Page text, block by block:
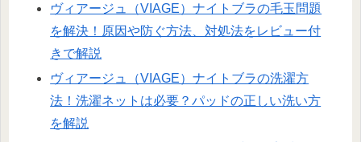
ヴィアージュ（VIAGE）ナイトブラの毛玉問題
を解決！原因や防ぐ方法、対処法をレビュー付
きで解説
ヴィアージュ（VIAGE）ナイトブラの洗濯方
法！洗濯ネットは必要？パッドの正しい洗い方
を解説